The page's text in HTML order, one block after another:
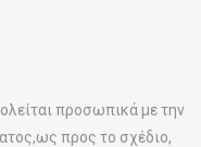
προσωπικά με την
προς το σχέδιο,